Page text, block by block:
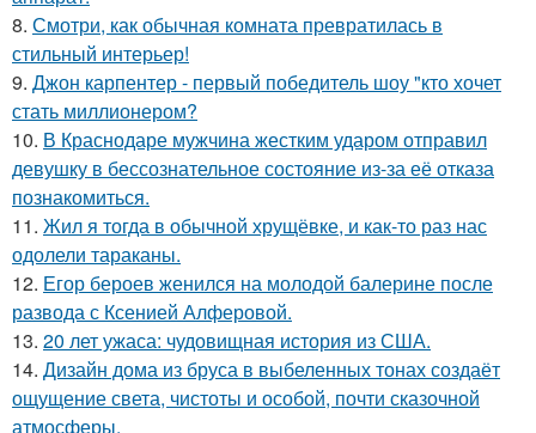
8. Смотри, как обычная комната превратилась в
стильный интерьер!
9. Джон карпентер - первый победитель шоу "кто хочет
стать миллионером?
10. В Краснодаре мужчина жестким ударом отправил
девушку в бессознательное состояние из-за её отказа
познакомиться.
11. Жил я тогда в обычной хрущёвке, и как-то раз нас
одолели тараканы.
12. Егор бероев женился на молодой балерине после
развода с Ксенией Алферовой.
13. 20 лет ужаса: чудовищная история из США.
14. Дизайн дома из бруса в выбеленных тонах создаёт
ощущение света, чистоты и особой, почти сказочной
атмосферы.